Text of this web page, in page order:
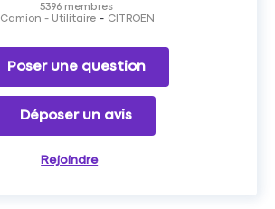
Camion - Utilitaire CITROEN
5396membres
Poser une question
Déposer un avis
Rejoindre